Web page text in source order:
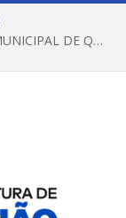
REGULAMENTO DO X CONCURSO INTERMUNICIPAL DE QUADRILHAS JUNINAS – 2026 – ARRAIÁ DA VENEZA